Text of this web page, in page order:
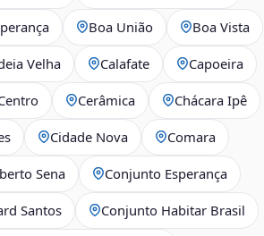
Boa União Boa Vista
Velha Calafate Capoeira
Cerâmica Chácara Ipê
Cidade Nova Comara
Sena Conjunto Esperança
Santos Conjunto Habitar Brasil